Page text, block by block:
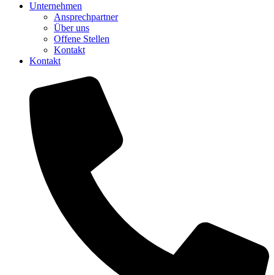
Unternehmen
Ansprechpartner
Über uns
Offene Stellen
Kontakt
Kontakt